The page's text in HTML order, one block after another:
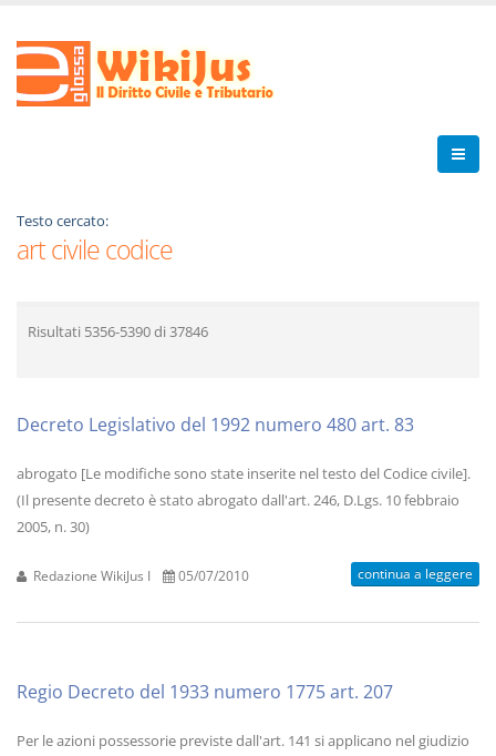
Testo cercato:
art civile codice
Risultati 5356-5390di 37846
Decreto Legislativo del 1992 numero 480 art. 83
abrogato [Le modifiche sono state inserite nel testo del Codice civile].
(Il presente decreto è stato abrogato dall'art. 246, D.Lgs. 10 febbraio
2005, n. 30)
Redazione WikiJus I 05/07/2010 continua a leggere
Regio Decreto del 1933 numero 1775 art. 207
Per le azioni possessorie previste dall'art. 141 si applicano nel giudizio